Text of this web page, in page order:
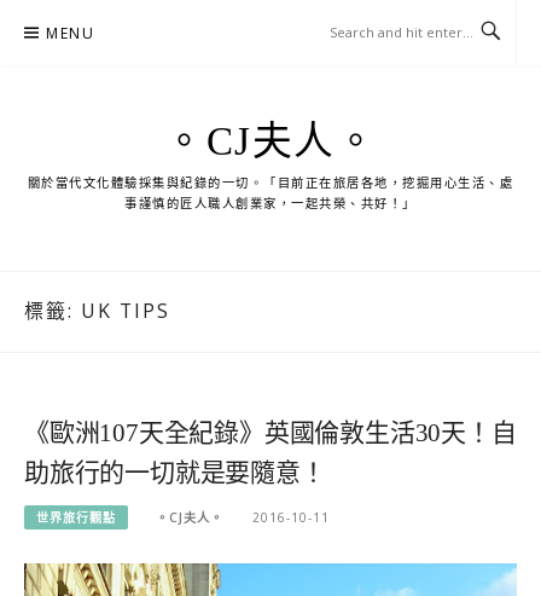
MENU
。CJ夫人。
關於當代文化體驗採集與紀錄的一切。「目前正在旅居各地，挖掘用心生活、處
事謹慎的匠人職人創業家，一起共榮、共好！」
標籤: UK TIPS
《歐洲107天全紀錄》英國倫敦生活30天！自
助旅行的一切就是要隨意！
世界旅行觀點 。CJ夫人。 2016-10-11